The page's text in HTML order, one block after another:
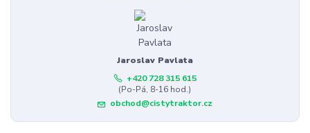
Jaroslav Pavlata
+420 728 315 615
(Po-Pá, 8-16 hod.)
obchod@cistytraktor.cz